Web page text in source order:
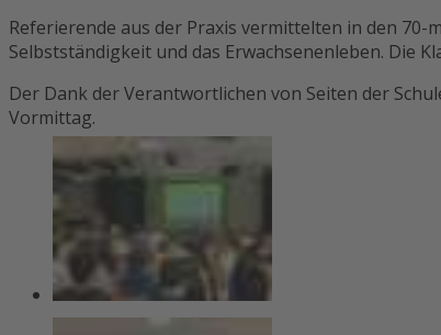
Referierende aus der Praxis vermittelten in den
Selbstständigkeit und das Erwachsenenleben. Die
Der Dank der Verantwortlichen von Seiten der
Vormittag.